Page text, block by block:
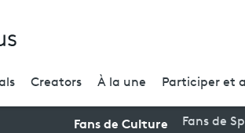
Creators À la une Participer et
Fans de Culture Fans de